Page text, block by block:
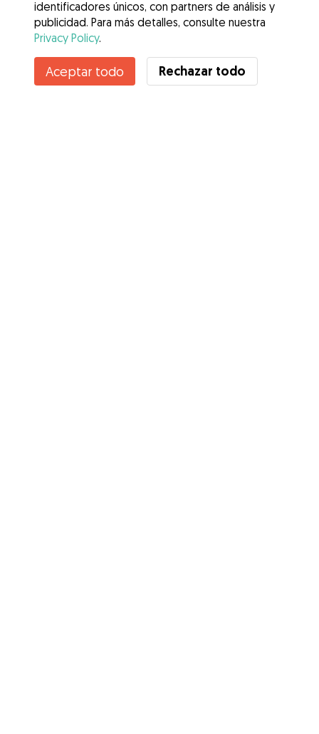
¿Conoces los Beneficios de Gudog? Ver más
identificadores únicos, con partners de análisis y
publicidad. Para más detalles, consulte nuestra
Privacy Policy.
Aceptar todo Rechazar todo